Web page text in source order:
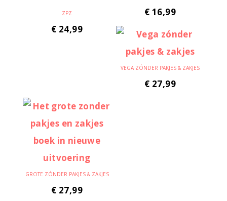
ZPZ
€ 24,99
€ 16,99
VEGA ZÓNDER PAKJES & ZAKJES
€ 27,99
GROTE ZÓNDER PAKJES & ZAKJES
€ 27,99